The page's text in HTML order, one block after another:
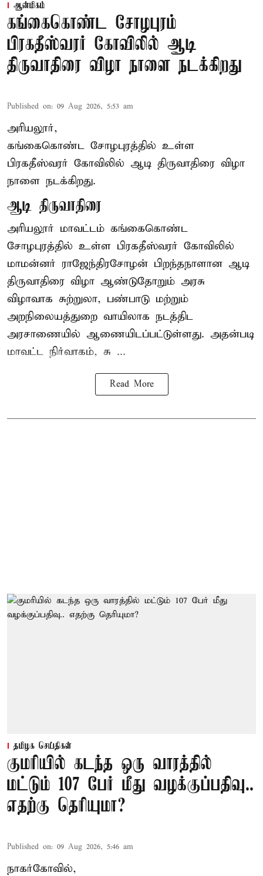
ஆன்மிகம்
கங்கைகொண்ட சோழபுரம்
பிரகதீஸ்வரர் கோவிலில் ஆடி
திருவாதிரை விழா நாளை நடக்கிறது
Published on: 09 Aug 2026, 5:53 am
அரியலூர்,
கங்கைகொண்ட சோழபுரத்தில் உள்ள
பிரகதீஸ்வரர் கோவிலில் ஆடி திருவாதிரை விழா
நாளை நடக்கிறது.
ஆடி திருவாதிரை
அரியலூர் மாவட்டம் கங்கைகொண்ட
சோழபுரத்தில் உள்ள பிரகதீஸ்வரர் கோவிலில்
மாமன்னர் ராஜேந்திரசோழன் பிறந்தநாளான ஆடி
திருவாதிரை விழா ஆண்டுதோறும் அரசு
விழாவாக சுற்றுலா, பண்பாடு மற்றும்
அறநிலையத்துறை வாயிலாக நடத்திட
அரசாணையில் ஆணையிடப்பட்டுள்ளது. அதன்படி
மாவட்ட நிர்வாகம், சு ...
Read More
தமிழக செய்திகள்
குமரியில் கடந்த ஒரு வாரத்தில்
மட்டும் 107 பேர் மீது வழக்குப்பதிவு..
எதற்கு தெரியுமா?
Published on: 09 Aug 2026, 5:46 am
நாகர்கோவில்,